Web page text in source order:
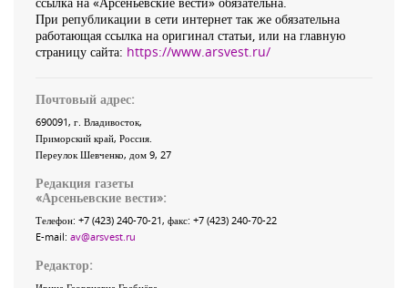
При републикации в сети интернет так же обязательна
работающая ссылка на оригинал статьи, или на главную
страницу сайта: https://www.arsvest.ru/
Почтовый адрес:
690091, г. Владивосток,
Приморский край, Россия
Переулок Шевченко, дом 9, 27
Редакция газеты
«Арсеньевские вести»:
Телефон: +7 (423) 240-70-21, факс: +7 (423) 240-70-22
E-mail: av@arsvest.ru
Редактор: